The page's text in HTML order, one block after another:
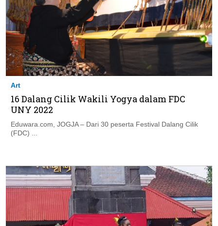
Art
16 Dalang Cilik Wakili Yogya dalam FDC
UNY 2022
Eduwara.com, JOGJA – Dari 30 peserta Festival Dalang Cilik
(FDC) ...